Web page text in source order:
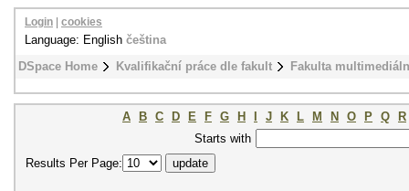
DSpace Home Kvalifikační práce dle fakult Fakulta
Login cookies
Language: English čeština
A B C D E F G H J K L M N O P Q
R
Starts with
Results Per Page: